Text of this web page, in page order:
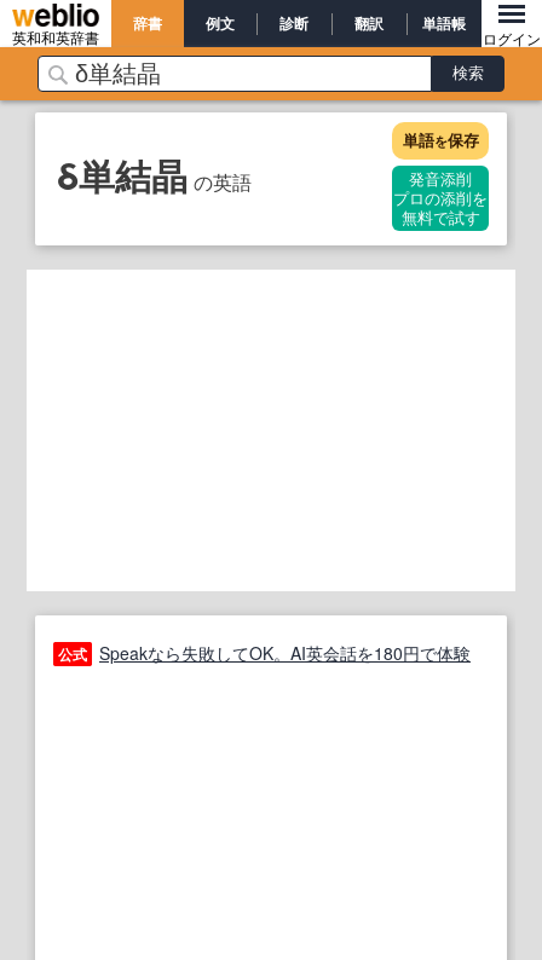
英和和英辞書
辞書 例文 診断 翻訳 単語帳
ログイン
δ単結晶 の英語
単語を保存
発音添削
プロの添削を
無料で試す
公式 Speakなら失敗してOK。AI英会話を180円で体験